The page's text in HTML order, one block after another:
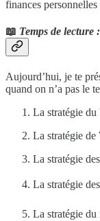
finances
📖 Temps de lecture
Aujourd’hui, je te
quand on n’a pas le
La stratégie
La stratégie
La stratégie
La stratégie
La stratégie du